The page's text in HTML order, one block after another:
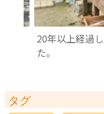
20年以上経過
た。
タグ